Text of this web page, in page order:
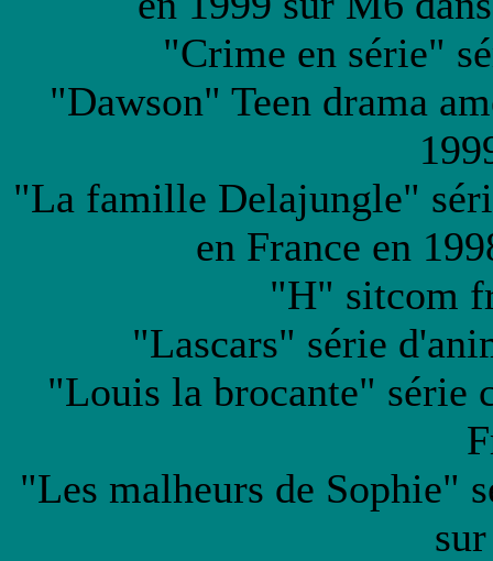
"Crime en série"
"Dawson" Teen drama
"La famille Delajungle"
en France en
"H" sitcom
"Lascars" série
"Louis la brocante" série
"Les malheurs de Sophie"